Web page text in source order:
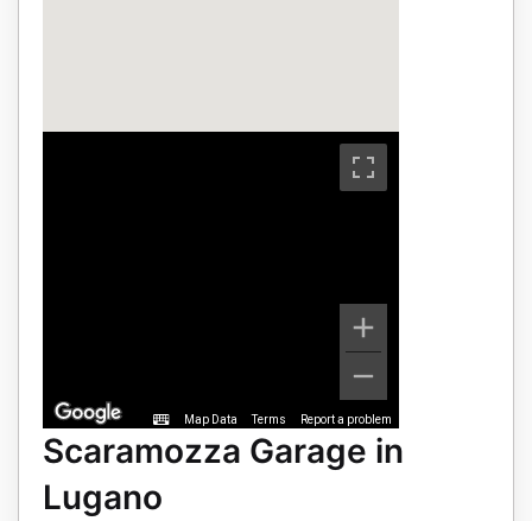
Map Data Terms Report a problem
Scaramozza Garage in
Lugano